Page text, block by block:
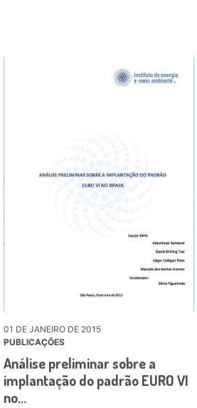
01 DE JANEIRO DE 2015
PUBLICAÇÕES
Análise preliminar sobre a
implantação do padrão EURO VI
no…